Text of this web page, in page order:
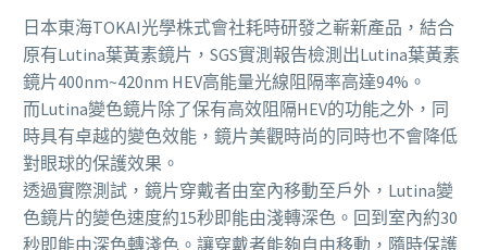
日本東海TOKAI光學株式會社耗時研發之嶄新產品，結合
原有Lutina葉黃素鏡片，SGS實測報告檢測出Lutina葉黃素
鏡片400nm~420nm HEV高能量光線阻隔率高達94%。
而Lutina變色鏡片除了保有高效阻隔HEV的功能之外，同
時具有卓越的變色效能，鏡片美觀時尚的同時也不會降低
對眼球的保護效果。
透過實際測試，鏡片穿戴者由室內移動至戶外，Lutina變
色鏡片的變色速度約15秒即能由淺轉深色。回到室內約30
秒即能由深色轉淺色。讓穿戴者能夠自由移動，隨時保護